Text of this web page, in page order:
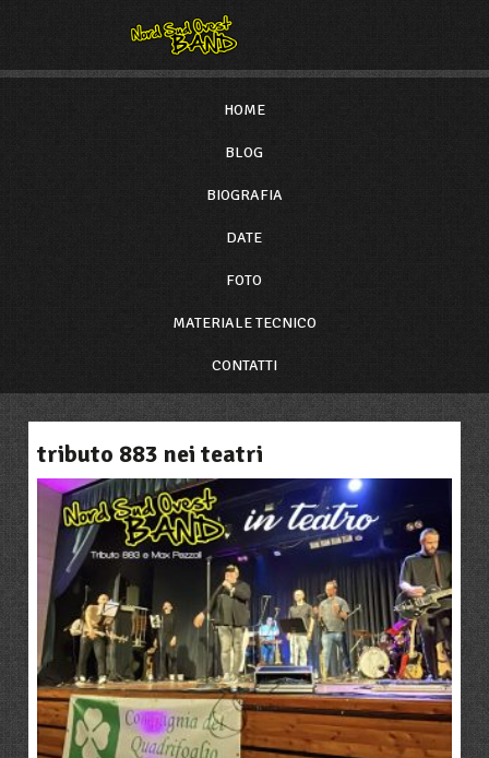
HOME
BLOG
BIOGRAFIA
DATE
FOTO
MATERIALE TECNICO
CONTATTI
tributo 883 nei teatri